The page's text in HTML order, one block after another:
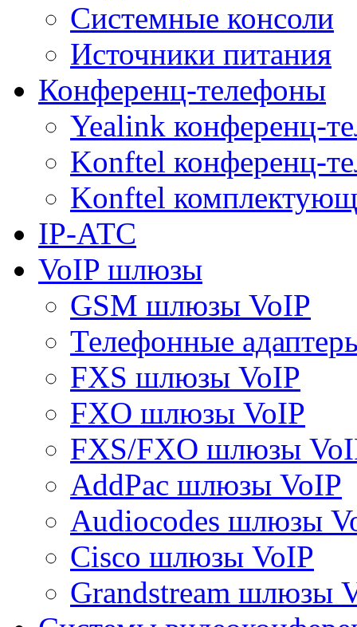
Системные консоли
Источники питания
Конференц-телефоны
Yealink конференц-
Konftel конференц-
Konftel
IP-АТС
VoIP шлюзы
GSM шлюзы VoIP
Телефонные
FXS шлюзы VoIP
FXO шлюзы VoIP
FXS/FXO шлюзы
AddPac шлюзы VoIP
Audiocodes шлюзы
Cisco шлюзы VoIP
Grandstream шлюзы